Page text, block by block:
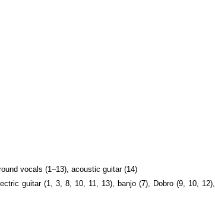
vocals (1–13), acoustic guitar (14)
guitar (1, 3, 8, 10, 11, 13), banjo (7), Dobro (9, 10, 12),